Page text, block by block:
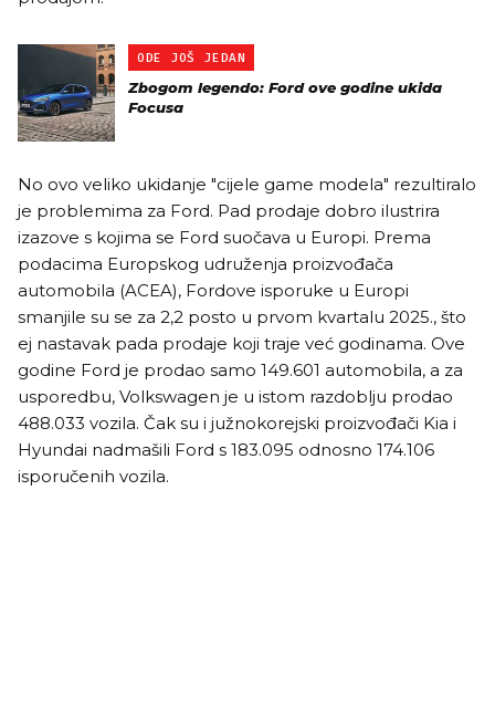
ODE JOŠ JEDAN
Zbogom legendo: Ford ove godine ukida
Focusa
No ovo veliko ukidanje "cijele game modela" rezultiralo
je problemima za Ford. Pad prodaje dobro ilustrira
izazove s kojima se Ford suočava u Europi. Prema
podacima Europskog udruženja proizvođača
automobila (ACEA), Fordove isporuke u Europi
smanjile su se za 2,2 posto u prvom kvartalu 2025., što
ej nastavak pada prodaje koji traje već godinama. Ove
godine Ford je prodao samo 149.601 automobila, a za
usporedbu, Volkswagen je u istom razdoblju prodao
488.033 vozila. Čak su i južnokorejski proizvođači Kia i
Hyundai nadmašili Ford s 183.095 odnosno 174.106
isporučenih vozila.